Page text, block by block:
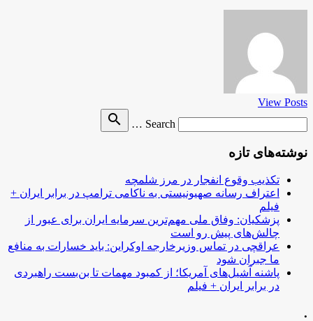
View Posts
Search …
search
نوشته‌های تازه
تکذیب وقوع انفجار در مرز شلمچه
اعتراف رسانه صهیونیستی به ناکامی ترامپ در برابر ایران +
فیلم
پزشکیان: وفاق ملی مهم‌ترین سرمایه ایران برای عبور از
چالش‌های پیش رو است
عراقچی در تماس وزیرخارجه اوکراین: باید خسارات به منافع
ما جبران شود
پاشنه آشیل‌های آمریکا؛ از کمبود مهمات تا بن‌بست راهبردی
در برابر ایران + فیلم
.